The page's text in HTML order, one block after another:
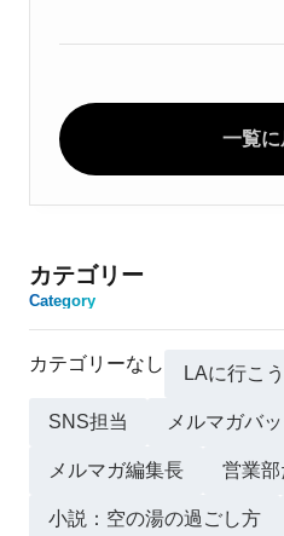
一覧に
カテゴリー
Category
カテゴリーなし LAに行こう
SNS担当 メルマガバ
メルマガ編集長 営業部
小説：空の湯の過ごし方